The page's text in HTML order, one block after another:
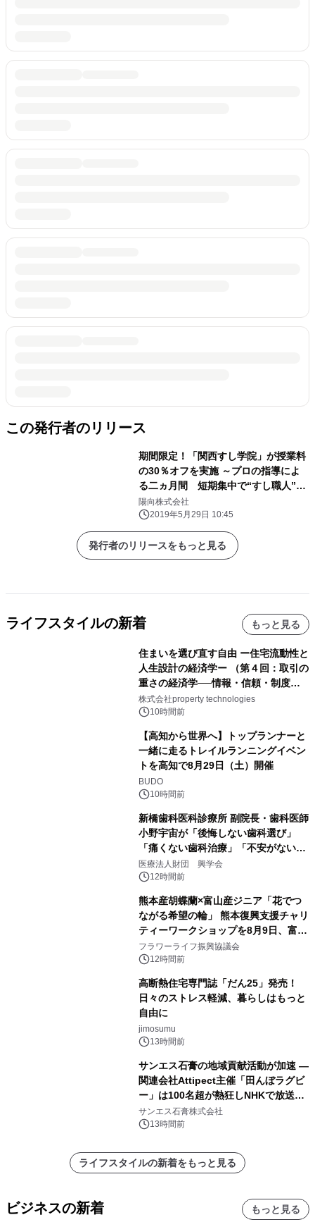
この発行者のリリース
期間限定！「関西すし学院」が授業料
の30％オフを実施 ～プロの指導によ
る二ヵ月間 短期集中で“すし職人”を
目指す～
陽向株式会社
2019年5月29日 10:45
発行者のリリースをもっと見る
ライフスタイルの新着 もっと見る
住まいを選び直す自由 ー住宅流動性と
人生設計の経済学ー （第４回：取引の
重さの経済学──情報・信頼・制度を
PropTechはどう組み替えるか）｜
PropTech-Lab
株式会社property technologies
10時間前
【高知から世界へ】トップランナーと
一緒に走るトレイルランニングイベン
トを高知で8月29日（土）開催
BUDO
10時間前
新橋歯科医科診療所 副院長・歯科医師
小野宇宙が「後悔しない歯科選び」
「痛くない歯科治療」「不安がない治
療計画」をテーマに専門監修
医療法人財団 興学会
12時間前
熊本産胡蝶蘭×富山産ジニア「花でつ
ながる希望の輪」 熊本復興支援チャリ
ティーワークショップを8月9日、富
山・射水で開催
フラワーライフ振興協議会
12時間前
高断熱住宅専門誌「だん25」発売！
日々のストレス軽減、暮らしはもっと
自由に
jimosumu
13時間前
サンエス石膏の地域貢献活動が加速 ―
関連会社Attipect主催「田んぼラグビ
ー」は100名超が熱狂しNHKで放送さ
れました。
サンエス石膏株式会社
13時間前
ライフスタイルの新着をもっと見る
ビジネスの新着 もっと見る